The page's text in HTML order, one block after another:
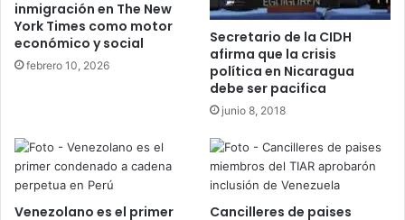
inmigración en The New
York Times como motor
económico y social
febrero 10, 2026
Secretario de la CIDH
afirma que la crisis
política en Nicaragua
debe ser pacifica
junio 8, 2018
Venezolano es el primer
Cancilleres de paises